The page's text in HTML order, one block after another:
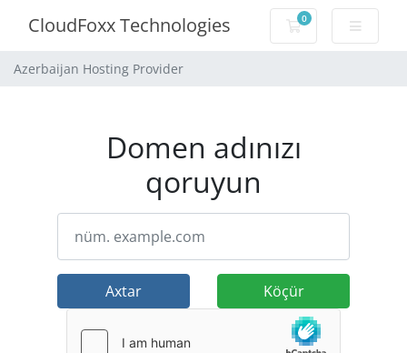
CloudFoxx Technologies 0
Səbət
Azerbaijan Hosting Provider
Domen adınızı
qoruyun
Axtar Köçür